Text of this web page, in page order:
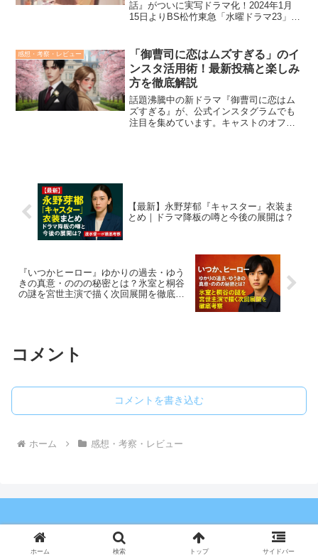
話』がついに実写ドラマ化！2024年1月
15日よりBS松竹東急「水曜ドラマ23」枠
味さん（片瀬詩織里役）、瀧澤翼さん
（篠崎拓馬役）で、...
感想・考察・レビュー
「御曹司に恋はムズすぎる」のイ
ンスタ活用術！最新投稿と楽しみ
方を徹底解説
話題沸騰中の新ドラマ『御曹司に恋はム
ズすぎる』が、公式インスタグラムでも
注目を集めています。キャストのオフシ
【最新】永野芽郁『キャスター』衣装ま
とめ｜ドラマ降板の噂と今後の展開は？
『いつかヒーロー』ゆかりの過去・ゆう
きの真意・ののの秘密とは？氷室と桐谷
の謎を宮世主演で描く次回展開を徹底考
コメント
コメントを書き込む
ホーム 感想・考察・レビュー
ホーム 検索 トップ サイドバー